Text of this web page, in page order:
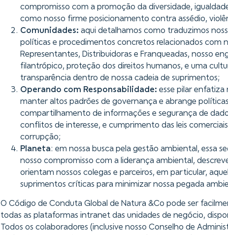
compromisso com a promoção da diversidade,
como nosso firme posicionamento contra assédio,
Comunidades: aqui detalhamos como traduzimos
políticas e procedimentos concretos relacionados com
Representantes, Distribuidoras e Franqueadas, nosso
filantrópico, proteção dos direitos humanos, e uma
transparência dentro de nossa cadeia de suprimentos;
Operando com Responsabilidade: esse pilar enfatiza
manter altos padrões de governança e abrange
compartilhamento de informações e segurança de
conflitos de interesse, e cumprimento das leis
corrupção;
Planeta: em nossa busca pela gestão ambiental, essa
nosso compromisso com a liderança ambiental,
orientam nossos colegas e parceiros, em particular,
suprimentos críticas para minimizar nossa pegada
O Código de Conduta Global de Natura &Co pode ser
todas as plataformas intranet das unidades de negócio,
Todos os colaboradores (inclusive nosso Conselho de